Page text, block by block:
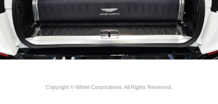
Copyright © Wintel Corporations. All Rights Reserved.